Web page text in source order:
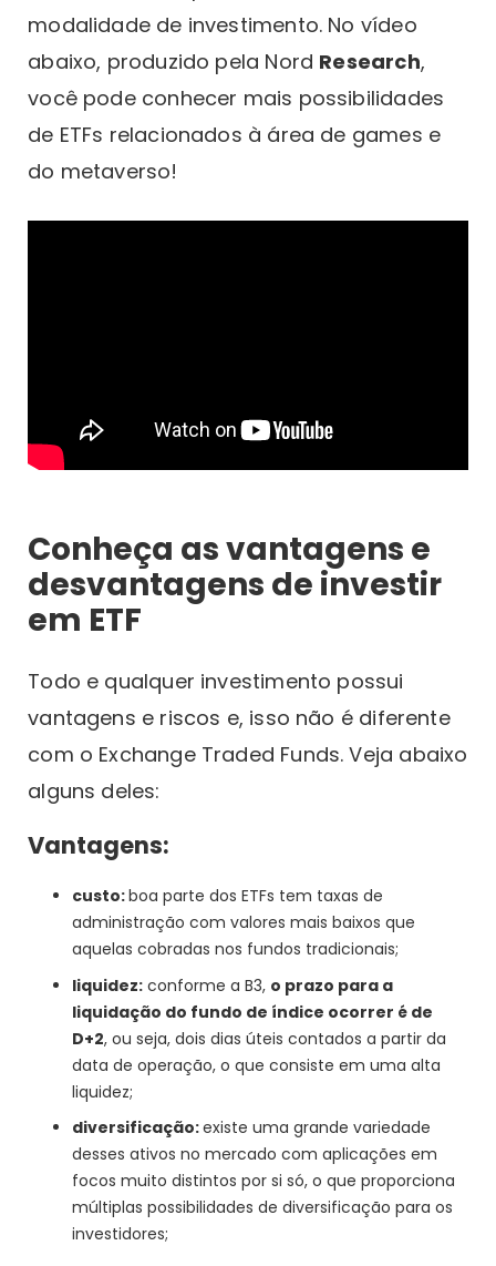
modalidade de investimento. No vídeo
abaixo, produzido pela Nord Research,
você pode conhecer mais possibilidades
de ETFs relacionados à área de games e
do metaverso!
Conheça as vantagens e
desvantagens de investir
em ETF
Todo e qualquer investimento possui
vantagens e riscos e, isso não é diferente
com o Exchange Traded Funds. Veja abaixo
alguns deles:
Vantagens:
custo:boa parte dos ETFs tem taxas de
administração com valores mais baixos que
aquelas cobradas nos fundos tradicionais;
liquidez: conforme a B3, o prazo para a
liquidação do fundo de índice ocorrer é de
D+2, ou seja, dois dias úteis contados a partir da
data de operação, o que consiste em uma alta
liquidez;
diversificação:existe uma grande variedade
desses ativos no mercado com aplicações em
focos muito distintos por si só, o que proporciona
múltiplas possibilidades de diversificação para os
investidores;